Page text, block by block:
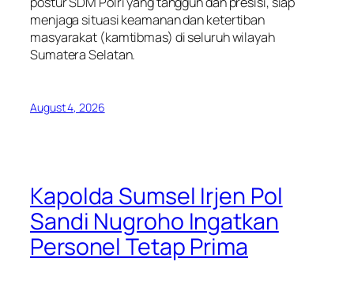
menjaga situasi keamanan dan ketertiban
masyarakat (kamtibmas) di seluruh wilayah
Sumatera Selatan.
August 4, 2026
Kapolda Sumsel Irjen Pol
Sandi Nugroho Ingatkan
Personel Tetap Prima